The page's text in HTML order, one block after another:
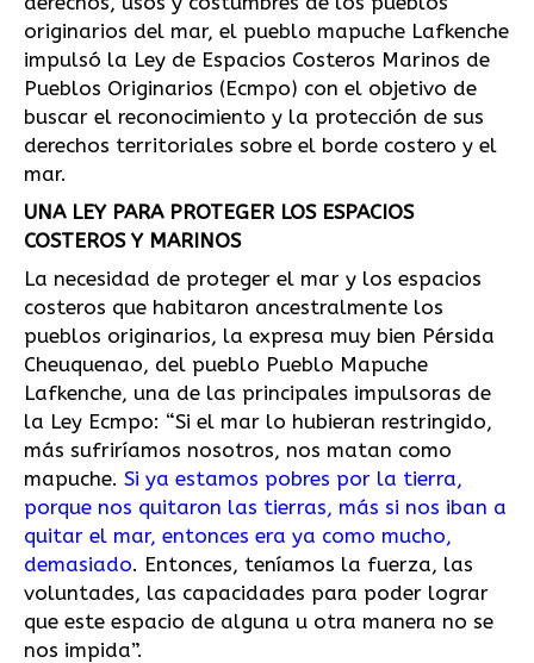
originarios del mar, el pueblo mapuche Lafkenche
impulsó la Ley de Espacios Costeros Marinos de
Pueblos Originarios (Ecmpo) con el objetivo de
buscar el reconocimiento y la protección de sus
derechos territoriales sobre el borde costero y el
mar.
UNA LEY PARA PROTEGER LOS ESPACIOS
COSTEROS Y MARINOS
La necesidad de proteger el mar y los espacios
costeros que habitaron ancestralmente los
pueblos originarios, la expresa muy bien Pérsida
Cheuquenao, del pueblo Pueblo Mapuche
Lafkenche, una de las principales impulsoras de
la Ley Ecmpo: “Si el mar lo hubieran restringido,
más sufriríamos nosotros, nos matan como
mapuche. Si ya estamos pobres por la tierra,
porque nos quitaron las tierras, más si nos iban a
quitar el mar, entonces era ya como mucho,
demasiado. Entonces, teníamos la fuerza, las
voluntades, las capacidades para poder lograr
que este espacio de alguna u otra manera no se
nos impida”.